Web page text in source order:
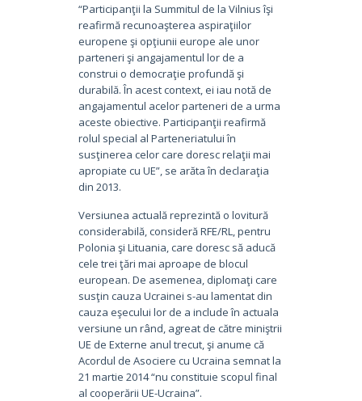
“Participanţii la Summitul de la Vilnius îşi
reafirmă recunoaşterea aspiraţiilor
europene şi opţiunii europe ale unor
parteneri şi angajamentul lor de a
construi o democraţie profundă şi
durabilă. În acest context, ei iau notă de
angajamentul acelor parteneri de a urma
aceste obiective. Participanţii reafirmă
rolul special al Parteneriatului în
susţinerea celor care doresc relaţii mai
apropiate cu UE”, se arăta în declaraţia
din 2013.
Versiunea actuală reprezintă o lovitură
considerabilă, consideră RFE/RL, pentru
Polonia şi Lituania, care doresc să aducă
cele trei ţări mai aproape de blocul
european. De asemenea, diplomaţi care
susţin cauza Ucrainei s-au lamentat din
cauza eşecului lor de a include în actuala
versiune un rând, agreat de către miniştrii
UE de Externe anul trecut, şi anume că
Acordul de Asociere cu Ucraina semnat la
21 martie 2014 “nu constituie scopul final
al cooperării UE-Ucraina”.